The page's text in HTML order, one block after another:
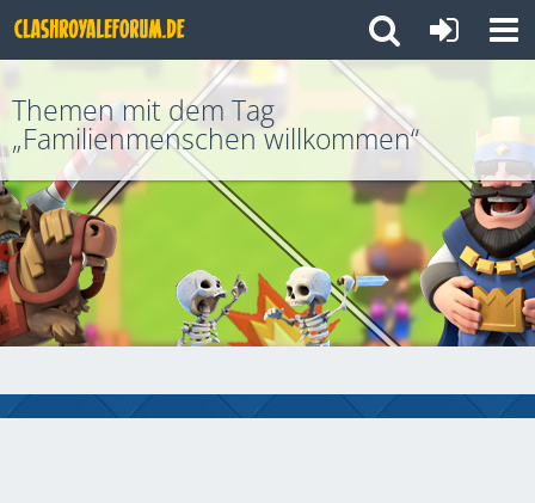
Themen mit dem Tag
„Familienmenschen willkommen“